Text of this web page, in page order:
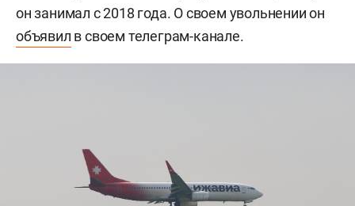
он занимал с 2018 года. О своем увольнении он
объявил в своем телеграм-канале.